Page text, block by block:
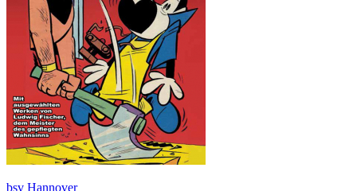
bsv Hannover